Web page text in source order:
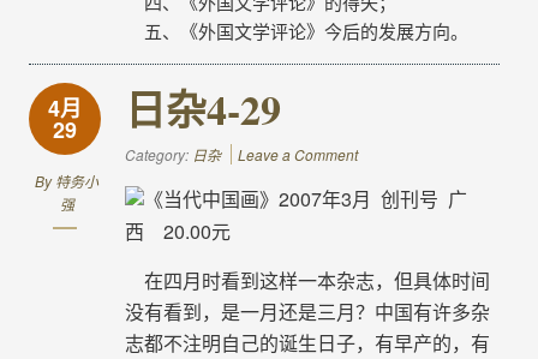
五、《外国文学评论》今后的发展方向。
4月
29
By特务小
强
日杂4-29
Category: 日杂 Leave a Comment
《当代中国画》2007年3月 创刊号 广
西 20.00元
在四月时看到这样一本杂志，但具体时间
没有看到，是一月还是三月？中国有许多杂
志都不注明自己的诞生日子，有早产的，有